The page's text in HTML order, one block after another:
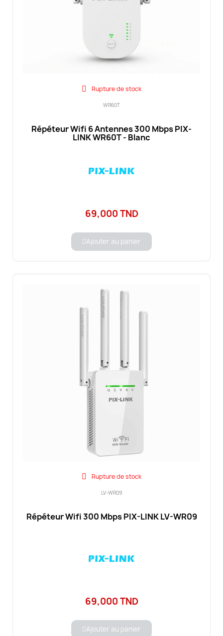
Rupture de stock
WR60T
Répéteur Wifi 6 Antennes 300 Mbps PIX-
LINK WR60T - Blanc
69,000 TND
Ajouter au panier
Rupture de stock
LV-WR09
Répéteur Wifi 300 Mbps PIX-LINK LV-WR09
69,000 TND
Ajouter au panier